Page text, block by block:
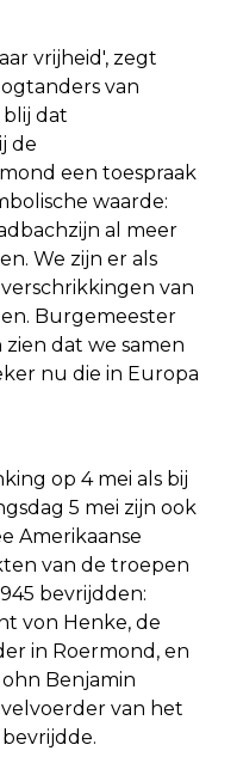
vrijheid', zegt
van
dat
de
een toespraak
waarde:
al meer
We zijn er als
van
Burgemeester
dat we samen
nu die in Europa
op 4 mei als bij
5 mei zijn ook
Amerikaanse
van de troepen
bevrijdden:
von Henke, de
in Roermond, en
Benjamin
van het